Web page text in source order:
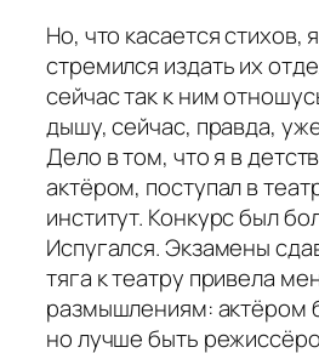
Но, что касается стихов,
стремился издать их
сейчас так к ним
дышу, сейчас, правда,
Дело в том, что я в
актёром, поступал в
институт. Конкурс был
Испугался. Экзамены
тяга к театру привела
размышлениям: актёром
но лучше быть